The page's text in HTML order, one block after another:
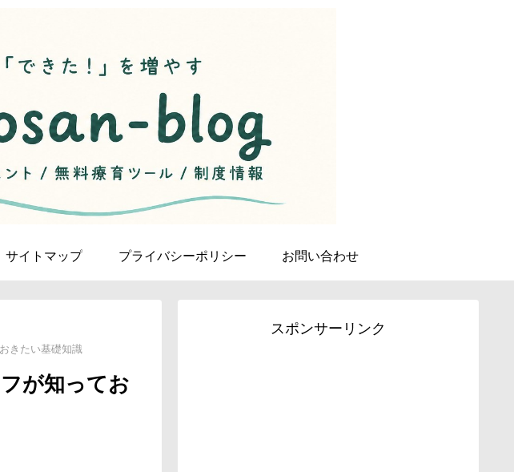
サイトマップ プライバシーポリシー お問い合わせ
きたい基礎知識
が知ってお
スポンサーリンク